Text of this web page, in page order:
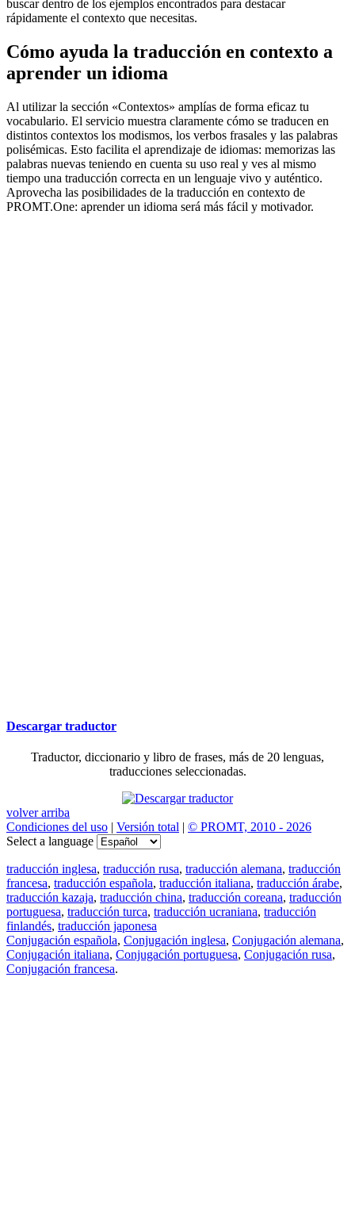
buscar dentro de los ejemplos encontrados para destacar
rápidamente el contexto que necesitas.
Cómo ayuda la traducción en contexto a
aprender un idioma
Al utilizar la sección «Contextos» amplías de forma eficaz tu
vocabulario. El servicio muestra claramente cómo se traducen en
distintos contextos los modismos, los verbos frasales y las palabras
polisémicas. Esto facilita el aprendizaje de idiomas: memorizas las
palabras nuevas teniendo en cuenta su uso real y ves al mismo
tiempo una traducción correcta en un lenguaje vivo y auténtico.
Aprovecha las posibilidades de la traducción en contexto de
PROMT.One: aprender un idioma será más fácil y motivador.
Descargar traductor
Traductor, diccionario y libro de frases, más de 20 lenguas,
traducciones seleccionadas.
volver arriba
Condiciones del uso | Versión total | © PROMT, 2010 - 2026
Select a language
traducción inglesa, traducción rusa, traducción alemana, traducción
francesa, traducción española, traducción italiana, traducción árabe,
traducción kazaja, traducción china, traducción coreana, traducción
portuguesa, traducción turca, traducción ucraniana, traducción
finlandés, traducción japonesa
Conjugación española, Conjugación inglesa, Conjugación alemana,
Conjugación italiana, Conjugación portuguesa, Conjugación rusa,
Conjugación francesa.